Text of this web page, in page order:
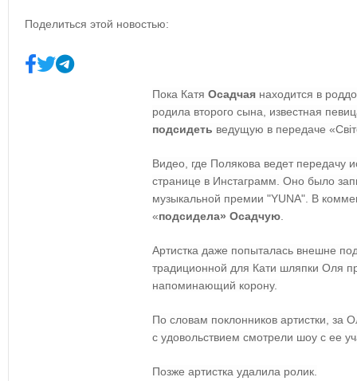
Поделиться этой новостью:
Пока Катя Осадчая находится в
родила второго сына, известная
подсидеть ведущую в передаче
Видео, где Полякова ведет передачу
странице в Инстаграмм. Оно было
музыкальной премии "YUNA". В
«подсидела» Осадчую
Артистка даже попыталась внешне
традиционной для Кати шляпки Оля
напоминающий корону.
По словам поклонников артистки, за
с удовольствием смотрели шоу с ее
Позже артистка удалила ролик.